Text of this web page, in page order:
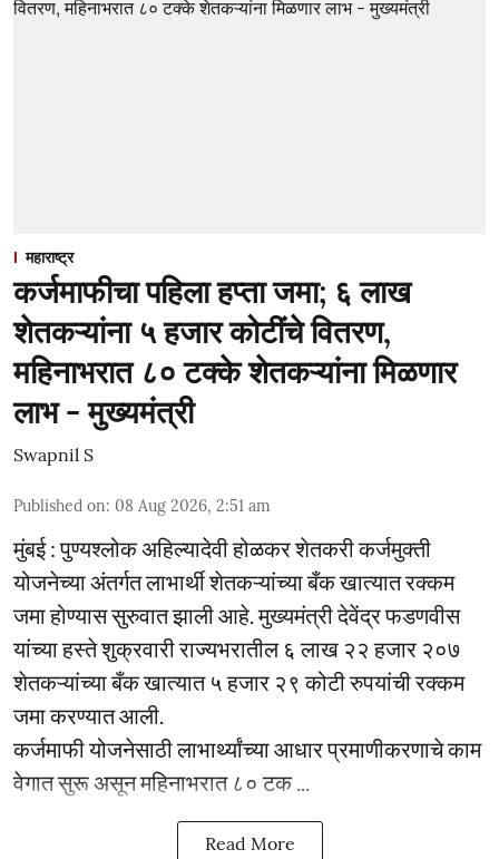
महाराष्ट्र
कर्जमाफीचा पहिला हप्ता जमा; ६ लाख
शेतकऱ्यांना ५ हजार कोटींचे वितरण,
महिनाभरात ८० टक्के शेतकऱ्यांना मिळणार
लाभ - मुख्यमंत्री
Swapnil S
Published on: 08 Aug 2026, 2:51 am
मुंबई : पुण्यश्लोक अहिल्यादेवी होळकर शेतकरी कर्जमुक्ती
योजनेच्या अंतर्गत लाभार्थी शेतकऱ्यांच्या बँक खात्यात रक्कम
जमा होण्यास सुरुवात झाली आहे. मुख्यमंत्री देवेंद्र फडणवीस
यांच्या हस्ते शुक्रवारी राज्यभरातील ६ लाख २२ हजार २०७
शेतकऱ्यांच्या बँक खात्यात ५ हजार २९ कोटी रुपयांची रक्कम
जमा करण्यात आली.
कर्जमाफी योजनेसाठी लाभार्थ्यांच्या आधार प्रमाणीकरणाचे काम
वेगात सुरू असून महिनाभरात ८० टक ...
Read More